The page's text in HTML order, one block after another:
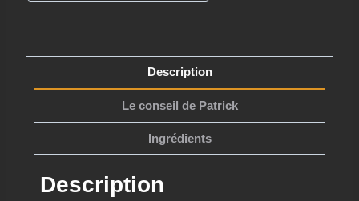
Description
Le conseil de Patrick
Ingrédients
Description